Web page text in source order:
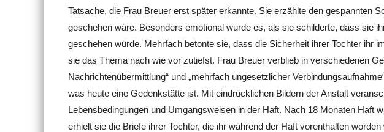
Tatsache, die Frau Breuer erst später erkannte. Sie erzählte den gespannten
geschehen wäre. Besonders emotional wurde es, als sie schilderte, dass sie
geschehen würde. Mehrfach betonte sie, dass die Sicherheit ihrer Tochter ihr
sie das Thema nach wie vor zutiefst. Frau Breuer verblieb in verschiedenen
Nachrichtenübermittlung“ und „mehrfach ungesetzlicher
was heute eine Gedenkstätte ist. Mit eindrücklichen Bildern der Anstalt
Lebensbedingungen und Umgangsweisen in der Haft. Nach 18 Monaten
erhielt sie die Briefe ihrer Tochter, die ihr während der Haft vorenthalten